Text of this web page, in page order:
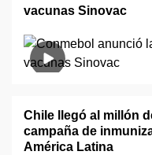
vacunas Sinovac
Chile llegó al millón
campaña de
América Latina